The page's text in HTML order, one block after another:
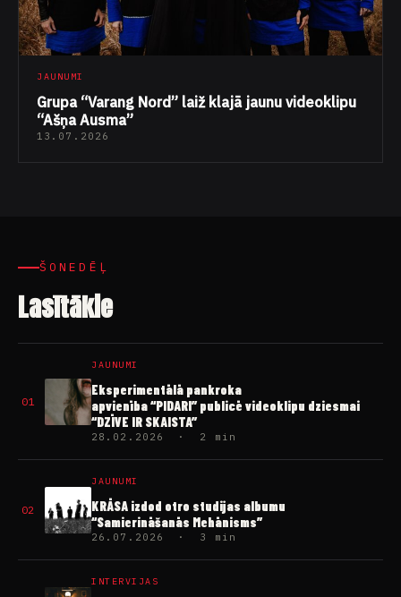
JAUNUMI
Grupa “Varang Nord” laiž klajā jaunu videoklipu
“Ašņa Ausma”
13.07.2026
ŠONEDĒĻ
Lasītākie
01
JAUNUMI
Eksperimentālā pankroka
apvienība “PIDARI” publicē videoklipu dziesmai
“DZĪVE IR SKAISTA”
28.02.2026 · 2 min
02
JAUNUMI
KRĀSA izdod otro studijas albumu
“Samierināšanās Mehānisms”
26.07.2026 · 3 min
INTERVIJAS